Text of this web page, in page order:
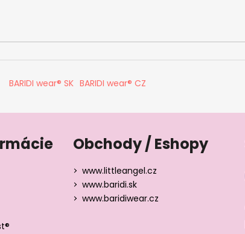
BARIDI wear® SK BARIDI wear® CZ
Obchody / Eshopy
www.littleangel.cz
www.baridi.sk
www.baridiwear.cz